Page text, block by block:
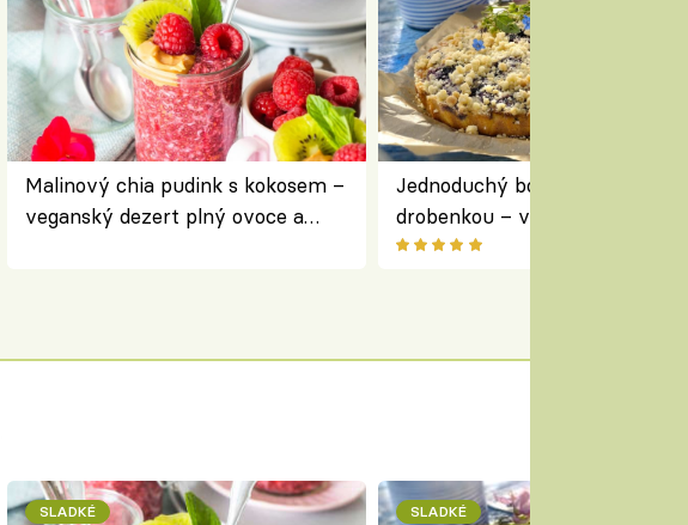
Malinový chia pudink s kokosem –
veganský dezert plný ovoce a
Jednoduchý borůvkový koláč s
drobenkou – vláčný moučník
ovoce
SLADKÉ SLADKÉ